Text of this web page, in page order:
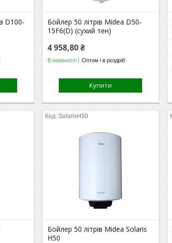
D100-
Бойлер 50 літрів Midea D50-
15F6(D) (сухий тен)
4 958,80 ₴
В наявності Оптом і в роздріб
Купити
SolarisH50
Бойлер 50 літрів Midea Solaris
H50